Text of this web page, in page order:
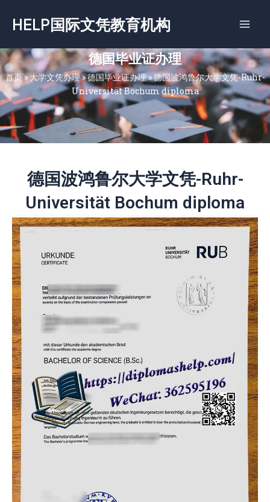
容
HELP国际文凭教育机构
德国毕业证办理
首页»大学文凭办理»德国毕业证办理»德国波鸿鲁尔大学文凭-Ruhr-
Universität Bochum diploma
德国波鸿鲁尔大学文凭-Ruhr-
Universität Bochum diploma